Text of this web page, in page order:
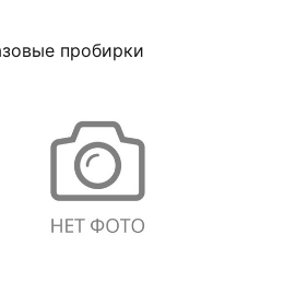
пробирки